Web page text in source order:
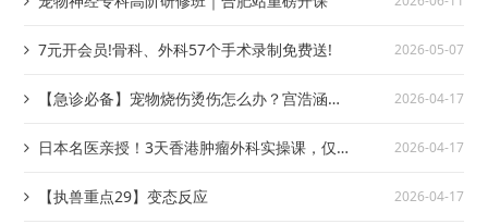
7元开会员!骨科、外科57个手术录制免费送! 2026-05-07
【急诊必备】宠物烧伤烫伤怎么办？宫浩涵院
2026-04-17
日本名医亲授！3天香港肿瘤外科实操课，仅需
2026-04-17
【执兽重点29】变态反应 2026-04-17